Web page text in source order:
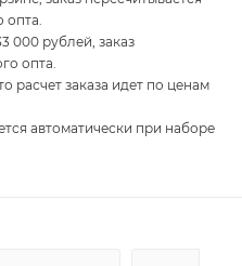
опта.
000 рублей, заказ
опта.
расчет заказа идет по ценам
автоматически при наборе